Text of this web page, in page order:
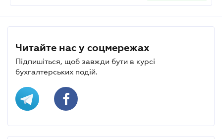
Читайте нас у соцмережах
Підпишіться, щоб завжди бути в курсі
бухгалтерських подій.